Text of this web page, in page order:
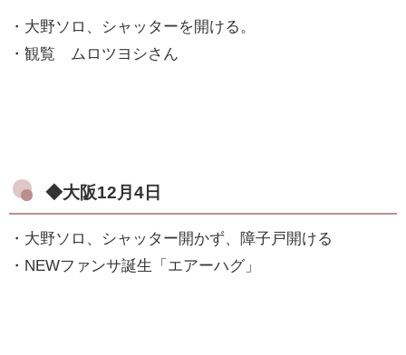
・大野ソロ、シャッターを開ける。
・観覧 ムロツヨシさん
◆大阪12月4日
・大野ソロ、シャッター開かず、障子戸開ける
・NEWファンサ誕生「エアーハグ」